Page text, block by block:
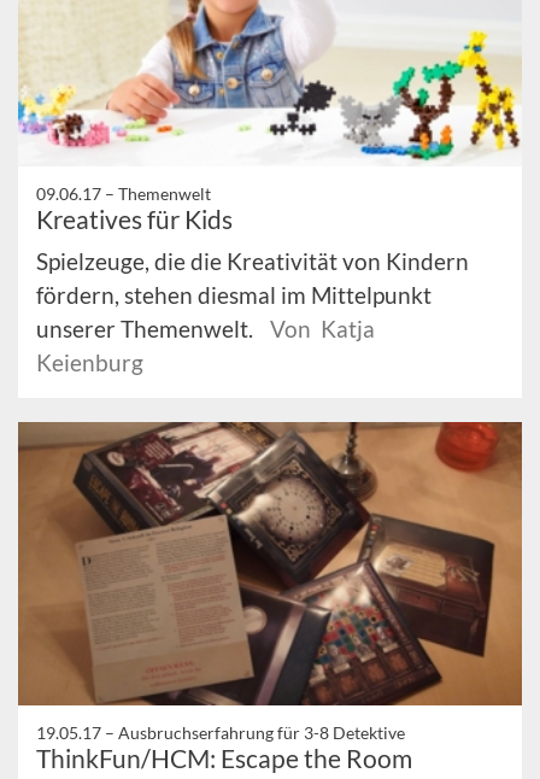
09.06.17 – Themenwelt
Kreatives für Kids
Spielzeuge, die die Kreativität von Kindern
fördern, stehen diesmal im Mittelpunkt
unserer Themenwelt.
Von Katja
Keienburg
19.05.17 – Ausbruchserfahrung für 3-8 Detektive
ThinkFun/HCM: Escape the Room